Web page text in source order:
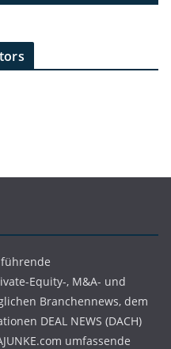
führende
Equity-, M&A- und
Branchennews, dem
DEAL NEWS (DACH)
umfassende